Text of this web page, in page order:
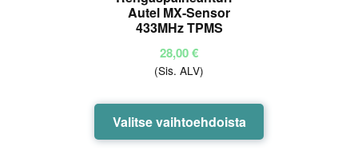
Autel MX-Sensor
433MHz TPMS
28,00€
(Sis. ALV)
Valitse vaihtoehdoista
Tällä
tuotteella